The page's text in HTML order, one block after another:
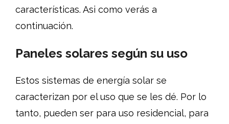
características. Asi como verás a
continuación.
Paneles solares según su uso
Estos sistemas de energía solar se
caracterizan por el uso que se les dé. Por lo
tanto, pueden ser para uso residencial, para